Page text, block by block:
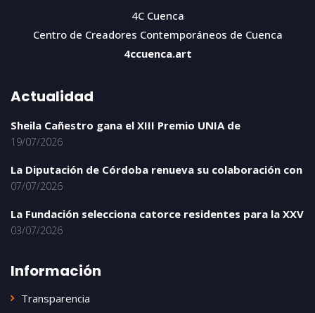
4C Cuenca
Centro de Creadores Contemporáneos de Cuenca
4ccuenca.art
Actualidad
Sheila Cañestro gana el XIII Premio UNIA de
19/07/2026
La Diputación de Córdoba renueva su colaboración con
07/07/2026
La Fundación selecciona catorce residentes para la XXV
03/07/2026
Información
Transparencia